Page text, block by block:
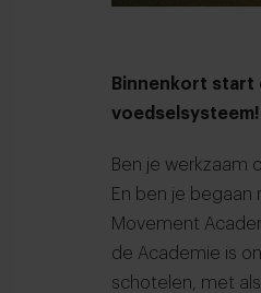
Binnenkort start
voedselsysteem!
Ben je werkzaam
En ben je begaan
Movement
de Academie is
schotelen, met